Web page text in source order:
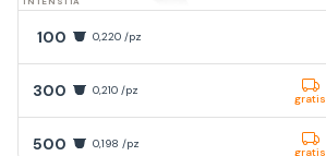
100 0,220 /pz
300 0,210 /pz
gratis
500 0,198 /pz
gratis